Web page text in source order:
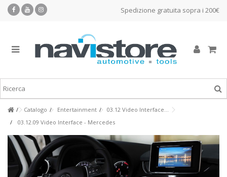
Spedizione gratuita sopra i 200€
Catalogo Entertainment
03.12 Video Interface...
03.12.09 Video Interface - Mercedes